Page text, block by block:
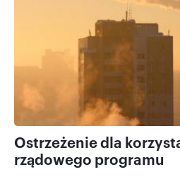
Ostrzeżenie dla
rządowego programu